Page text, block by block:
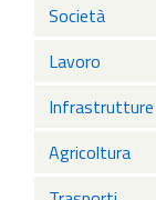
Società
Lavoro
Infrastrutture
Agricoltura